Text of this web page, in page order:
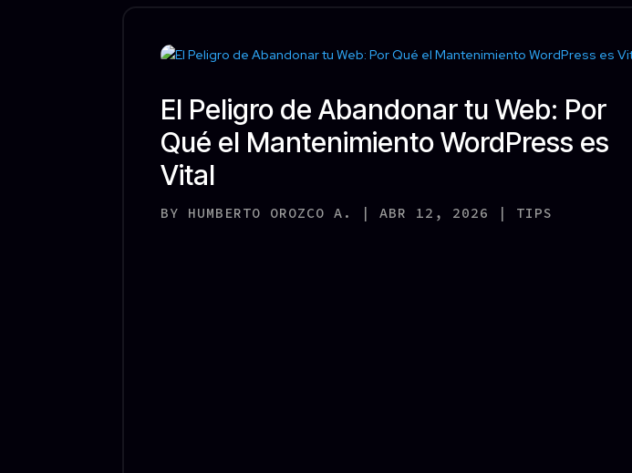
El Peligro de Abandonar tu Web: Por
Qué el Mantenimiento WordPress es
Vital
BY HUMBERTO OROZCO A. |ABR 12, 2026 | TIPS